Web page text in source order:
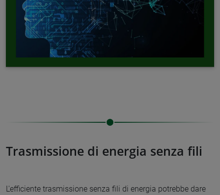
Trasmissione di energia senza fili
L'efficiente trasmissione senza fili di energia potrebbe dare